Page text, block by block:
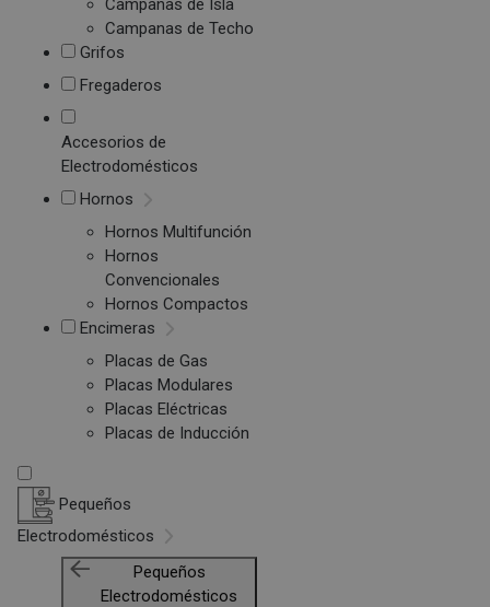
Campanas de Isla
Campanas de Techo
Grifos
Fregaderos
Accesorios de
Electrodomésticos
Hornos
Hornos Multifunción
Hornos
Convencionales
Hornos Compactos
Encimeras
Placas de Gas
Placas Modulares
Placas Eléctricas
Placas de Inducción
Pequeños
Electrodomésticos
Pequeños
Electrodomésticos